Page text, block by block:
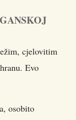
cjelovitim
Evo
osobito